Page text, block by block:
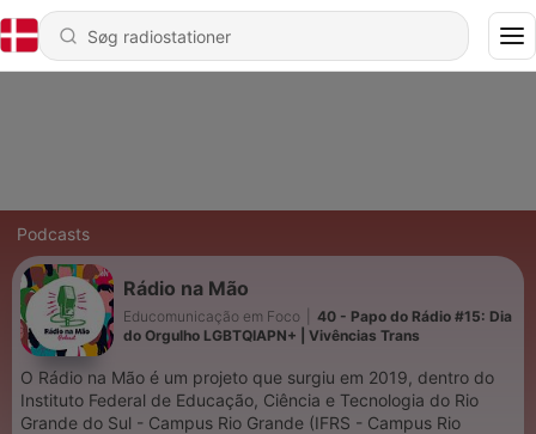
Podcasts
Rádio na Mão
Educomunicação em Foco
40 - Papo do Rádio #15: Dia
do Orgulho LGBTQIAPN+ | Vivências Trans
O Rádio na Mão é um projeto que surgiu em 2019, dentro do
Instituto Federal de Educação, Ciência e Tecnologia do Rio
Grande do Sul - Campus Rio Grande (IFRS - Campus Rio